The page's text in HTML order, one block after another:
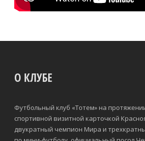
О КЛУБЕ
Футбольный клуб «Тотем» на
спортивной визитной карточкой
двукратный чемпион Мира и